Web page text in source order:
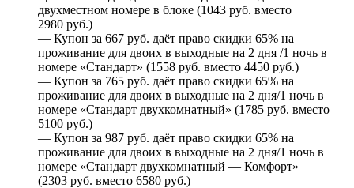
двухместном номере в блоке (1043 руб. вместо
2980 руб.)
— Купон за 667 руб. даёт право скидки 65% на
проживание для двоих в выходные на 2 дня /1 ночь в
номере «Стандарт» (1558 руб. вместо 4450 руб.)
— Купон за 765 руб. даёт право скидки 65% на
проживание для двоих в выходные на 2 дня/1 ночь в
номере «Стандарт двухкомнатный» (1785 руб. вместо
5100 руб.)
— Купон за 987 руб. даёт право скидки 65% на
проживание для двоих в выходные на 2 дня/1 ночь в
номере «Стандарт двухкомнатный — Комфорт»
(2303 руб. вместо 6580 руб.)